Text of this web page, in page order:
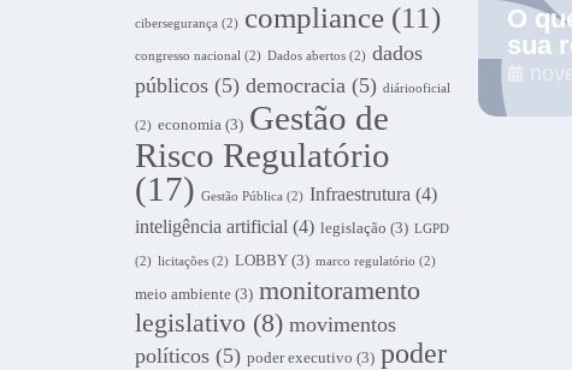
cibersegurança (2) compliance (11)
congresso nacional (2) Dados abertos (2) dados
públicos (5) democracia (5) diáriooficial
(2) economia (3) Gestão de
Risco Regulatório
(17) Gestão Pública (2) Infraestrutura (4)
inteligência artificial (4) legislação (3) LGPD
(2) licitações (2) LOBBY (3) marco regulatório (2)
meio ambiente (3) monitoramento
legislativo (8) movimentos
políticos (5) poder executivo (3) poder
O
sua